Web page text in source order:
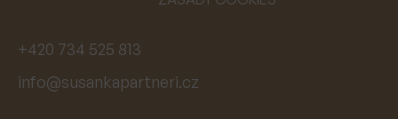
+420 734 525 813
info@susankapartneri.cz